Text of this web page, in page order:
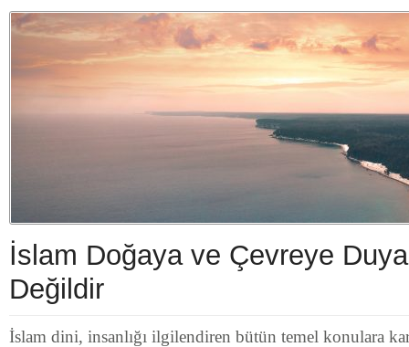
İslam Doğaya ve Çevreye
Değildir
İslam dini, insanlığı ilgilendiren bütün temel konulara